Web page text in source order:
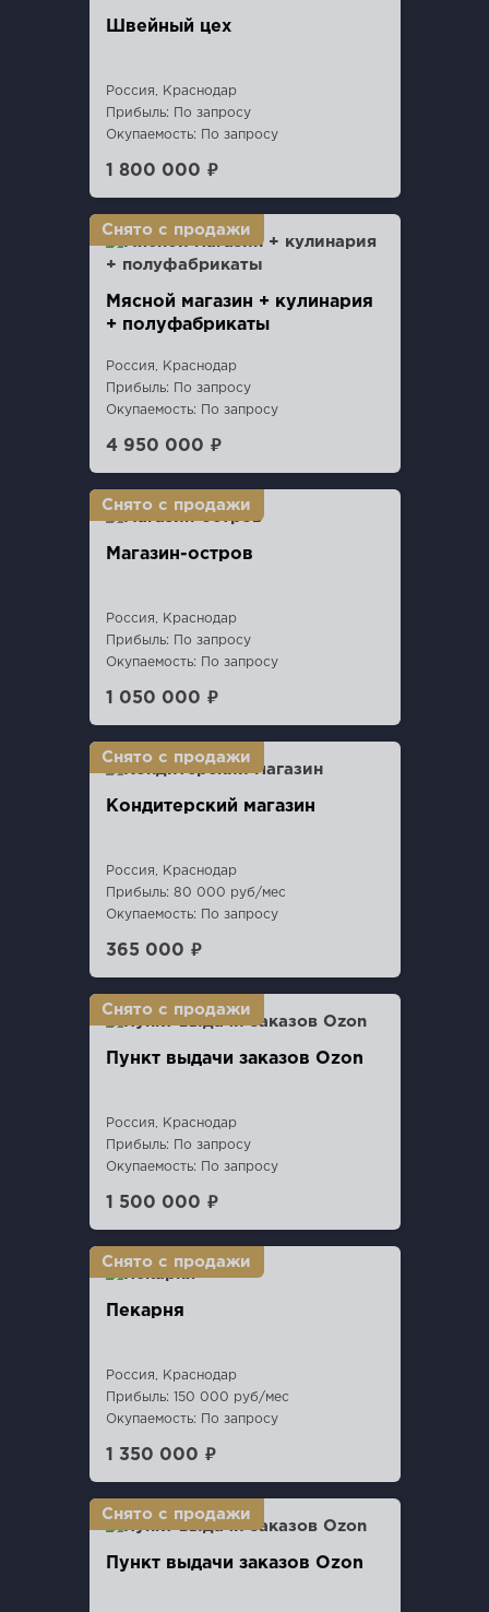
Швейный цех
Россия, Краснодар
Прибыль: По запросу
Окупаемость: По запросу
1 800 000 ₽
Мясной магазин + кулинария
+ полуфабрикаты
Россия, Краснодар
Прибыль: По запросу
Окупаемость: По запросу
4 950 000 ₽
Магазин-остров
Россия, Краснодар
Прибыль: По запросу
Окупаемость: По запросу
1 050 000 ₽
Кондитерский магазин
Россия, Краснодар
Прибыль: 80 000 руб/мес
Окупаемость: По запросу
365 000 ₽
Пункт выдaчи заказов Ozon
Россия, Краснодар
Прибыль: По запросу
Окупаемость: По запросу
1 500 000 ₽
Пекарня
Россия, Краснодар
Прибыль: 150 000 руб/мес
Окупаемость: По запросу
1 350 000 ₽
Пункт выдaчи заказов Ozon